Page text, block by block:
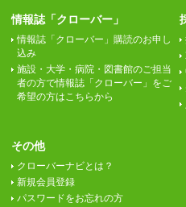
情報誌「クローバー」
情報誌「クローバー」購読のお申し
込み
施設・大学・病院・図書館のご担当
者の方で情報誌「クローバー」をご
希望の方はこちらから
その他
クローバーナビとは？
新規会員登録
パスワードをお忘れの方